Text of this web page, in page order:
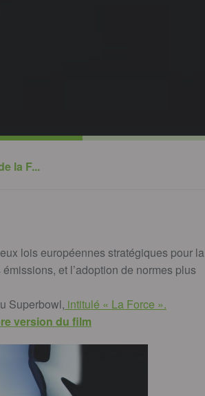
la F...
lois européennes stratégiques pour la
et l’adoption de normes plus
Superbowl, intitulé « La Force ».
version du film